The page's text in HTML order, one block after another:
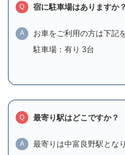
Q 宿に駐車場はありますか？
A
お車をご利用の方は下記
駐車場：有り 3台
Q 最寄り駅はどこですか？
A 最寄りは中富良野駅とな